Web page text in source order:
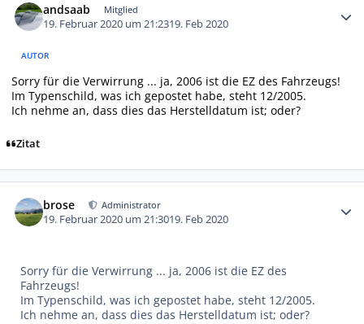
andsaab Mitglied
19. Februar 2020 um 21:2319. Feb 2020
AUTOR
Sorry für die Verwirrung ... ja, 2006 ist die EZ des Fahrzeugs!
Im Typenschild, was ich gepostet habe, steht 12/2005.
Ich nehme an, dass dies das Herstelldatum ist; oder?
Zitat
brose Administrator
19. Februar 2020 um 21:3019. Feb 2020
Sorry für die Verwirrung ... ja, 2006 ist die EZ des
Fahrzeugs!
Im Typenschild, was ich gepostet habe, steht 12/2005.
Ich nehme an, dass dies das Herstelldatum ist; oder?